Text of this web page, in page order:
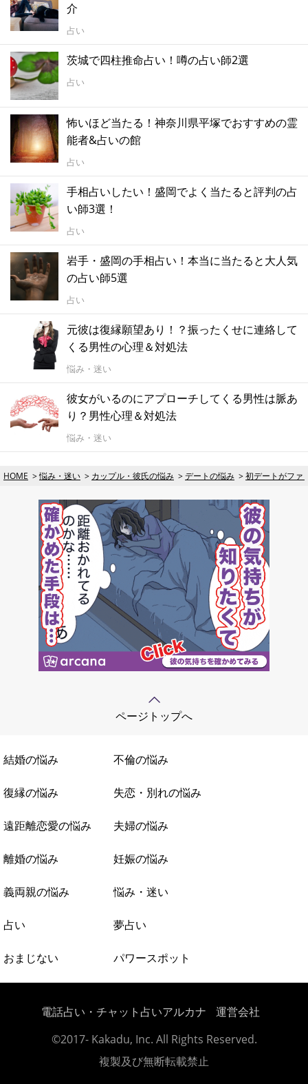
介
占い
茨城で四柱推命占い！噂の占い師2選
占い
怖いほど当たる！神奈川県平塚でおすすめの霊
能者&占いの館
占い
手相占いしたい！盛岡でよく当たると評判の占
い師3選！
占い
岩手・盛岡の手相占い！本当に当たると大人気
の占い師5選
占い
元彼は復縁願望あり！？振ったくせに連絡して
くる男性の心理＆対処法
悩み・迷い
彼女がいるのにアプローチしてくる男性は脈あ
り？男性心理＆対処法
悩み・迷い
HOME 悩み・迷い カップル・彼氏の悩み デートの悩み 初デートがファ
ページトップへ
結婚の悩み 不倫の悩み
復縁の悩み 失恋・別れの悩み
遠距離恋愛の悩み 夫婦の悩み
離婚の悩み 妊娠の悩み
義両親の悩み 悩み・迷い
占い 夢占い
おまじない パワースポット
電話占い・チャット占いアルカナ
運営会社
©2017- Kakadu, Inc. All Rights Reserved.
複製及び無断転載禁止